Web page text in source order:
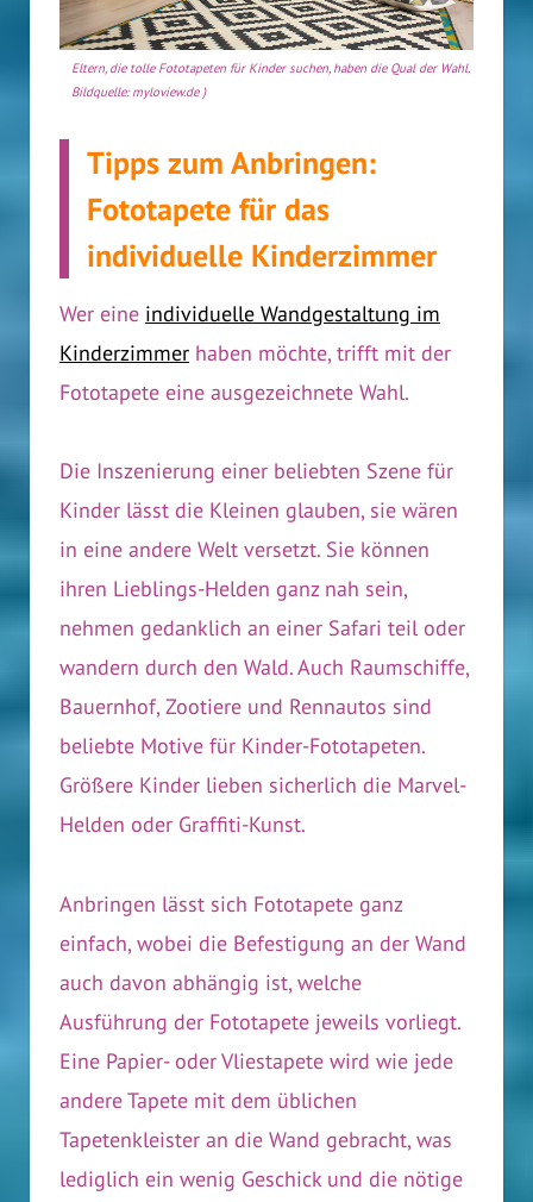
Eltern, die tolle Fototapeten für Kinder suchen, haben die Qual der Wahl. (
Bildquelle: myloview.de )
Tipps zum Anbringen:
Fototapete für das
individuelle Kinderzimmer
Wer eine individuelle Wandgestaltung im
Kinderzimmer haben möchte, trifft mit der
Fototapete eine ausgezeichnete Wahl.
Die Inszenierung einer beliebten Szene für
Kinder lässt die Kleinen glauben, sie wären
in eine andere Welt versetzt. Sie können
ihren Lieblings-Helden ganz nah sein,
nehmen gedanklich an einer Safari teil oder
wandern durch den Wald. Auch Raumschiffe,
Bauernhof, Zootiere und Rennautos sind
beliebte Motive für Kinder-Fototapeten.
Größere Kinder lieben sicherlich die Marvel-
Helden oder Graffiti-Kunst.
Anbringen lässt sich Fototapete ganz
einfach, wobei die Befestigung an der Wand
auch davon abhängig ist, welche
Ausführung der Fototapete jeweils vorliegt.
Eine Papier- oder Vliestapete wird wie jede
andere Tapete mit dem üblichen
Tapetenkleister an die Wand gebracht, was
lediglich ein wenig Geschick und die nötige